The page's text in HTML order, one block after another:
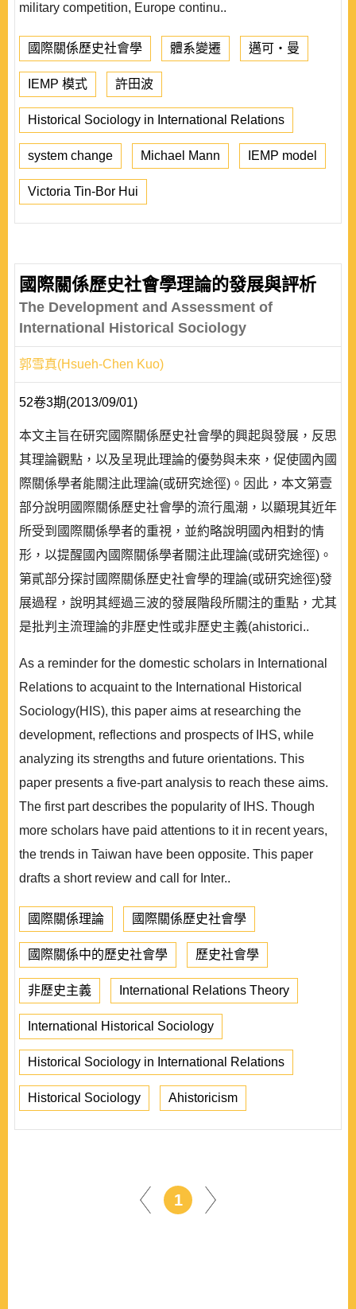
military competition, Europe continu..
國際關係歷史社會學 體系變遷 邁可‧曼
IEMP 模式 許田波
Historical Sociology in International Relations
system change Michael Mann IEMP model
Victoria Tin-Bor Hui
國際關係歷史社會學理論的發展與評析
The Development and Assessment of
International Historical Sociology
郭雪真(Hsueh-Chen Kuo)
52卷3期(2013/09/01)
本文主旨在研究國際關係歷史社會學的興起與發展，反思
其理論觀點，以及呈現此理論的優勢與未來，促使國內國
際關係學者能關注此理論(或研究途徑)。因此，本文第壹
部分說明國際關係歷史社會學的流行風潮，以顯現其近年
所受到國際關係學者的重視，並約略說明國內相對的情
形，以提醒國內國際關係學者關注此理論(或研究途徑)。
第貳部分探討國際關係歷史社會學的理論(或研究途徑)發
展過程，說明其經過三波的發展階段所關注的重點，尤其
是批判主流理論的非歷史性或非歷史主義(ahistorici..
As a reminder for the domestic scholars in International
Relations to acquaint to the International Historical
Sociology(HIS), this paper aims at researching the
development, reflections and prospects of IHS, while
analyzing its strengths and future orientations. This
paper presents a five-part analysis to reach these aims.
The first part describes the popularity of IHS. Though
more scholars have paid attentions to it in recent years,
the trends in Taiwan have been opposite. This paper
drafts a short review and call for Inter..
國際關係理論 國際關係歷史社會學
國際關係中的歷史社會學 歷史社會學
非歷史主義 International Relations Theory
International Historical Sociology
Historical Sociology in International Relations
Historical Sociology Ahistoricism
1